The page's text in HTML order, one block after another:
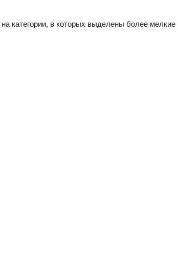
категории, в которых выделены более мелкие